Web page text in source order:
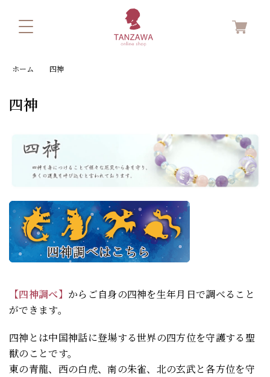
ホーム 四神
四神
【四神調べ】 からご自身の四神を生年月日で調べること
ができます。
四神とは中国神話に登場する世界の四方位を守護する聖
獣のことです。
東の青龍、西の白虎、南の朱雀、北の玄武と各方位を守